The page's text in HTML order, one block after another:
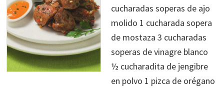
cucharadas soperas de ajo
molido 1 cucharada sopera
de mostaza 3 cucharadas
soperas de vinagre blanco
½ cucharadita de jengibre
en polvo 1 pizca de orégano